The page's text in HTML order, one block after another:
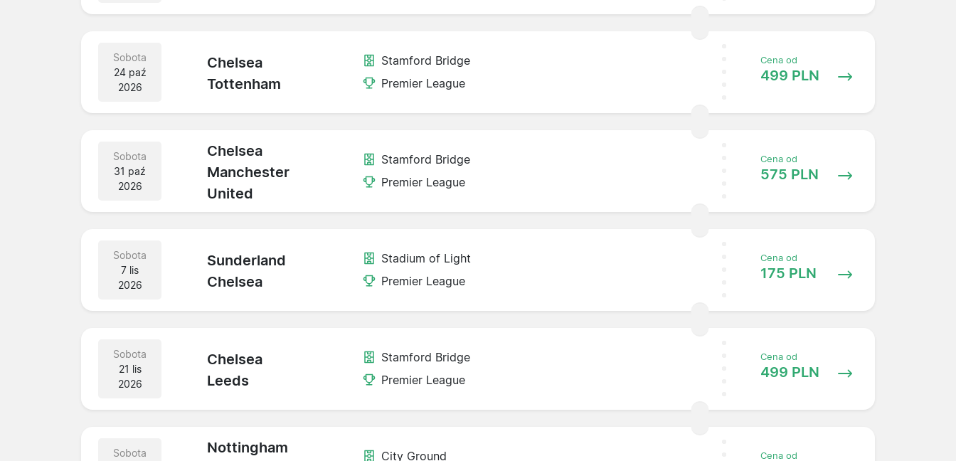
Sobota
24 paź
2026
Chelsea
Tottenham
Stamford Bridge
Premier League
Cena od
499 PLN
Sobota
31 paź
2026
Chelsea
Manchester
United
Stamford Bridge
Premier League
Cena od
575 PLN
Sobota
7 lis
2026
Sunderland
Chelsea
Stadium of Light
Premier League
Cena od
175 PLN
Sobota
21 lis
2026
Chelsea
Leeds
Stamford Bridge
Premier League
Cena od
499 PLN
Sobota
Nottingham
City Ground Cena od